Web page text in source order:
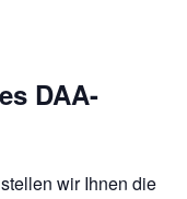
DAA-
wir Ihnen die